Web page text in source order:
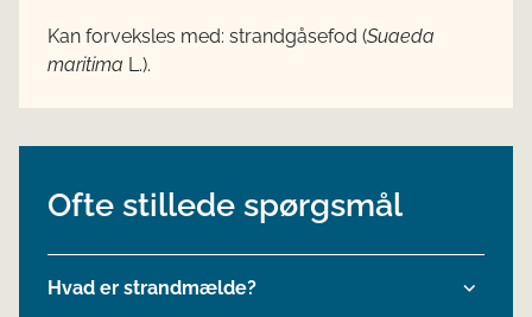
Kan forveksles med: strandgåsefod (Suaeda
maritima L.).
Ofte stillede spørgsmål
Hvad er strandmælde?